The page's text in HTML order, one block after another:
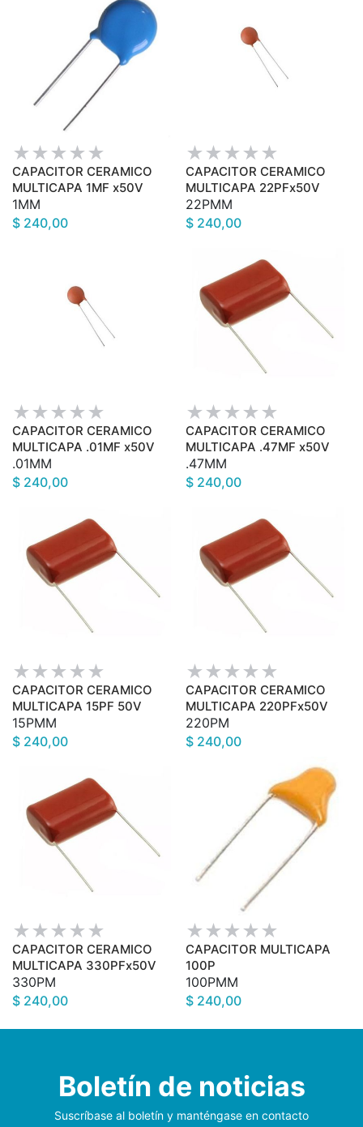
CAPACITOR CERAMICO
MULTICAPA 1MF x50V
1MM
$ 240,00
CAPACITOR CERAMICO
MULTICAPA 22PFx50V
22PMM
$ 240,00
CAPACITOR CERAMICO
MULTICAPA .01MF x50V
.01MM
$ 240,00
CAPACITOR CERAMICO
MULTICAPA .47MF x50V
.47MM
$ 240,00
CAPACITOR CERAMICO
MULTICAPA 15PF 50V
15PMM
$ 240,00
CAPACITOR CERAMICO
MULTICAPA 220PFx50V
220PM
$ 240,00
CAPACITOR CERAMICO
MULTICAPA 330PFx50V
330PM
$ 240,00
CAPACITOR MULTICAPA
100P
100PMM
$ 240,00
Boletín de noticias
Suscríbase al boletín y manténgase en contacto